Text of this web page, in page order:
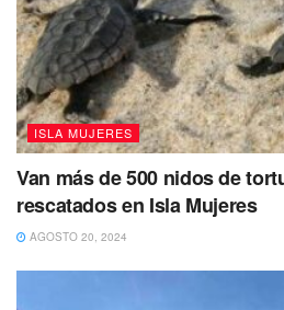
ISLA MUJERES
Van más de 500 nidos de
rescatados en Isla Mujeres
AGOSTO 20, 2024